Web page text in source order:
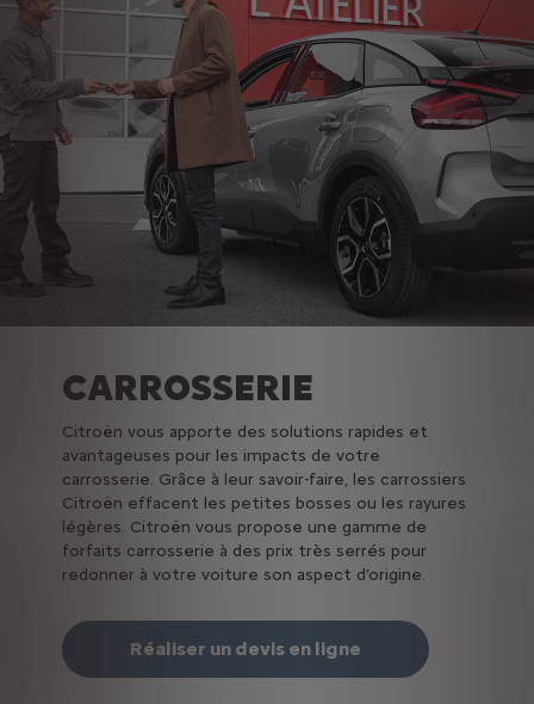
CARROSSERIE
Citroën vous apporte des solutions rapides et
avantageuses pour les impacts de votre
carrosserie. Grâce à leur savoir-faire, les carrossiers
Citroën effacent les petites bosses ou les rayures
légères. Citroën vous propose une gamme de
forfaits carrosserie à des prix très serrés pour
redonner à votre voiture son aspect d’origine.
Réaliser un devis en ligne